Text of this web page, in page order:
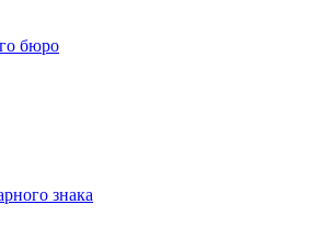
бюро
знака